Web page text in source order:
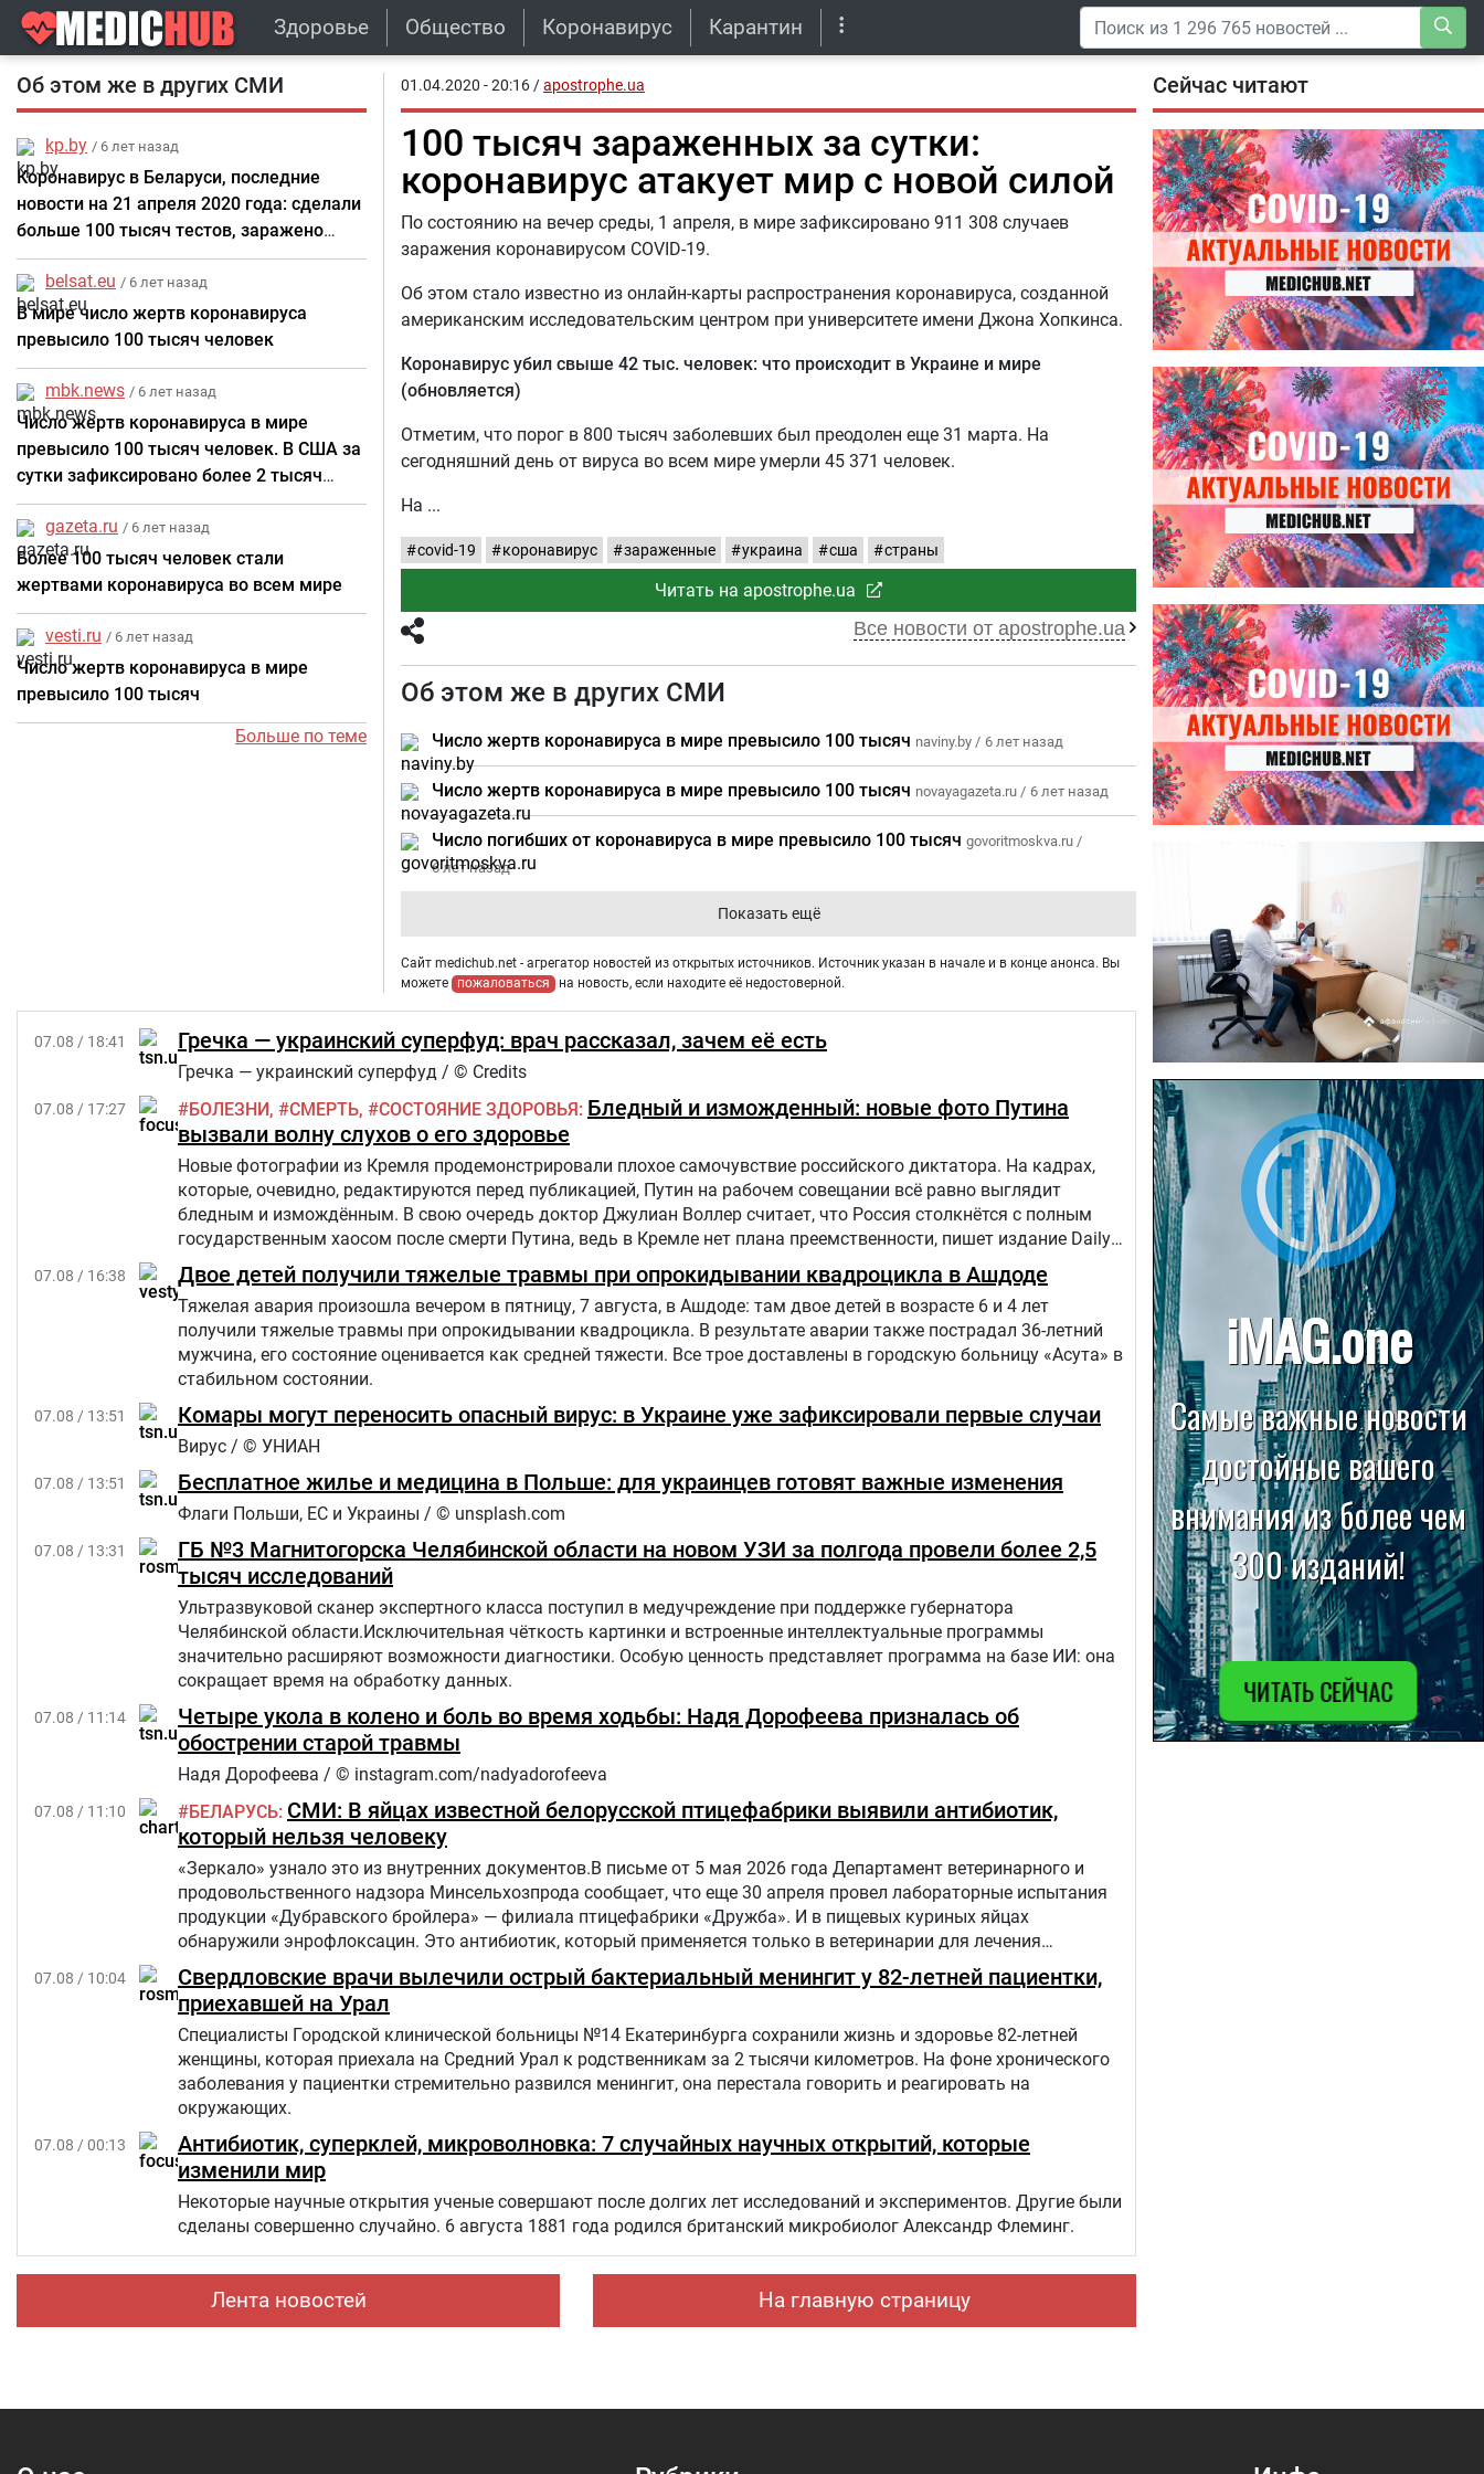
Здоровье Общество Коронавирус Карантин
Об этом же в других СМИ
kp.by / 6 лет назад
Коронавирус в Беларуси, последние
новости на 21 апреля 2020 года: сделали
больше 100 тысяч тестов, заражено
больше 6 тысяч, половина – в Минске
belsat.eu / 6 лет назад
В мире число жертв коронавируса
превысило 100 тысяч человек
mbk.news / 6 лет назад
Число жертв коронавируса в мире
превысило 100 тысяч человек. В США за
сутки зафиксировано более 2 тысяч
летальных исходов
gazeta.ru / 6 лет назад
Более 100 тысяч человек стали
жертвами коронавируса во всем мире
vesti.ru / 6 лет назад
Число жертв коронавируса в мире
превысило 100 тысяч
Больше по теме
01.04.2020 - 20:16 /apostrophe.ua
100 тысяч зараженных за сутки:
коронавирус атакует мир с новой силой
По состоянию на вечер среды, 1 апреля, в мире зафиксировано 911 308 случаев
заражения коронавирусом COVID-19.
Об этом стало известно из онлайн-карты распространения коронавируса, созданной
американским исследовательским центром при университете имени Джона Хопкинса.
Коронавирус убил свыше 42 тыс. человек: что происходит в Украине и мире
(обновляется)
Отметим, что порог в 800 тысяч заболевших был преодолен еще 31 марта. На
сегодняшний день от вируса во всем мире умерли 45 371 человек.
На
covid-19 коронавирус зараженные украина сша страны
Читать на apostrophe.ua
Все новости от apostrophe.ua
Об этом же в других СМИ
Число жертв коронавируса в мире превысило 100 тысяч naviny.by / 6 лет назад
Число жертв коронавируса в мире превысило 100 тысяч novayagazeta.ru / 6 лет назад
Число погибших от коронавируса в мире превысило 100 тысяч govoritmoskva.ru /
6 лет назад
Показать ещё
Сайт medichub.net - агрегатор новостей из открытых источников. Источник указан в начале и в конце анонса. Вы
можете
пожаловаться на новость, если находите её недостоверной.
07.08 / 18:41 Гречка — украинский суперфуд: врач рассказал, зачем её есть
Гречка — украинский суперфуд / © Credits
07.08 / 17:27 БОЛЕЗНИ СМЕРТЬ СОСТОЯНИЕ ЗДОРОВЬЯ Бледный и изможденный: новые фото Путина
вызвали волну слухов о его здоровье
Новые фотографии из Кремля продемонстрировали плохое самочувствие российского диктатора. На кадрах,
которые, очевидно, редактируются перед публикацией, Путин на рабочем совещании всё равно выглядит
бледным и измождённым. В свою очередь доктор Джулиан Воллер считает, что Россия столкнётся с полным
государственным хаосом после смерти Путина, ведь в Кремле нет плана преемственности, пишет издание Daily
Star.
07.08 / 16:38 Двое детей получили тяжелые травмы при опрокидывании квадроцикла в Ашдоде
Тяжелая авария произошла вечером в пятницу, 7 августа, в Ашдоде: там двое детей в возрасте 6 и 4 лет
получили тяжелые травмы при опрокидывании квадроцикла. В результате аварии также пострадал 36-летний
мужчина, его состояние оценивается как средней тяжести. Все трое доставлены в городскую больницу «Асута» в
стабильном состоянии.
07.08 / 13:51 Комары могут переносить опасный вирус: в Украине уже зафиксировали первые случаи
Вирус / © УНИАН
07.08 / 13:51 Бесплатное жилье и медицина в Польше: для украинцев готовят важные изменения
Флаги Польши, ЕС и Украины / © unsplash.com
07.08 / 13:31
ГБ №3 Магнитогорска Челябинской области на новом УЗИ за полгода провели более 2,5
тысяч исследований
Ультразвуковой сканер экспертного класса поступил в медучреждение при поддержке губернатора
Челябинской области.Исключительная чёткость картинки и встроенные интеллектуальные программы
значительно расширяют возможности диагностики. Особую ценность представляет программа на базе ИИ: она
сокращает время на обработку данных.
07.08 / 11:14
Четыре укола в колено и боль во время ходьбы: Надя Дорофеева призналась об
обострении старой травмы
Надя Дорофеева / © instagram.com/nadyadorofeeva
07.08 / 11:10 БЕЛАРУСЬ СМИ: В яйцах известной белорусской птицефабрики выявили антибиотик,
который нельзя человеку
«Зеркало» узнало это из внутренних документов.В письме от 5 мая 2026 года Департамент ветеринарного и
продовольственного надзора Минсельхозпрода сообщает, что еще 30 апреля провел лабораторные испытания
продукции «Дубравского бройлера» — филиала птицефабрики «Дружба». И в пищевых куриных яйцах
обнаружили энрофлоксацин. Это антибиотик, который применяется только в ветеринарии для лечения
сельскохозяйственных, домашних животных и птиц.
07.08 / 10:04
Свердловские врачи вылечили острый бактериальный менингит у 82-летней пациентки,
приехавшей на Урал
Специалисты Городской клинической больницы №14 Екатеринбурга сохранили жизнь и здоровье 82-летней
женщины, которая приехала на Средний Урал к родственникам за 2 тысячи километров. На фоне хронического
заболевания у пациентки стремительно развился менингит, она перестала говорить и реагировать на
окружающих.
07.08 / 00:13
Антибиотик, суперклей, микроволновка: 7 случайных научных открытий, которые
изменили мир
Некоторые научные открытия ученые совершают после долгих лет исследований и экспериментов. Другие были
сделаны совершенно случайно. 6 августа 1881 года родился британский микробиолог Александр Флеминг.
Лента новостей На главную страницу
Сейчас читают
04.08.2026
Специалисты дали советы, как
правильно пить витамины
27.07.2026
Лучше фасоли: диетолог
названа 8 продуктов,
содержащих много клетчатки
угрозы: что нужно знать о
летних инфекциях
22.07.2026
Больница в Спирово работает
без рентгеновского кабинета